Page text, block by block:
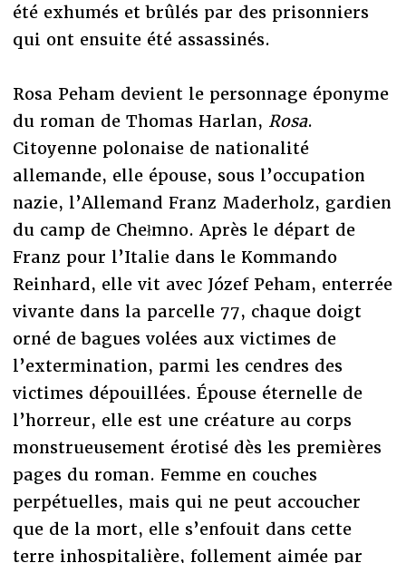
été exhumés et brûlés par des prisonniers
qui ont ensuite été assassinés.
Rosa Peham devient le personnage éponyme
du roman de Thomas Harlan, Rosa.
Citoyenne polonaise de nationalité
allemande, elle épouse, sous l’occupation
nazie, l’Allemand Franz Maderholz, gardien
du camp de Chełmno. Après le départ de
Franz pour l’Italie dans le Kommando
Reinhard, elle vit avec Józef Peham, enterrée
vivante dans la parcelle 77, chaque doigt
orné de bagues volées aux victimes de
l’extermination, parmi les cendres des
victimes dépouillées. Épouse éternelle de
l’horreur, elle est une créature au corps
monstrueusement érotisé dès les premières
pages du roman. Femme en couches
perpétuelles, mais qui ne peut accoucher
que de la mort, elle s’enfouit dans cette
terre inhospitalière, follement aimée par